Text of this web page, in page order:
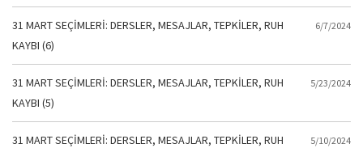
31 MART SEÇİMLERİ: DERSLER, MESAJLAR, TEPKİLER, RUH
KAYBI (6)
6/7/2024
31 MART SEÇİMLERİ: DERSLER, MESAJLAR, TEPKİLER, RUH
KAYBI (5)
5/23/2024
31 MART SEÇİMLERİ: DERSLER, MESAJLAR, TEPKİLER, RUH
5/10/2024